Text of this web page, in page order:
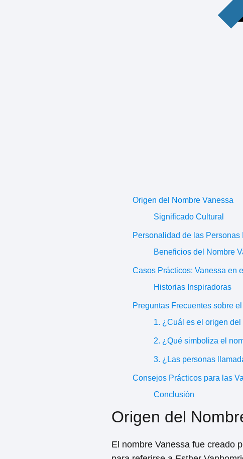
Origen del Nombre Vanessa
Significado Cultural
Personalidad de las Personas
Beneficios del Nombre
Casos Prácticos: Vanessa en
Historias Inspiradoras
Preguntas Frecuentes sobre
1. ¿Cuál es el origen
2. ¿Qué simboliza el
3. ¿Las personas
Consejos Prácticos para las
Conclusión
Origen del
El nombre Vanessa fue creado